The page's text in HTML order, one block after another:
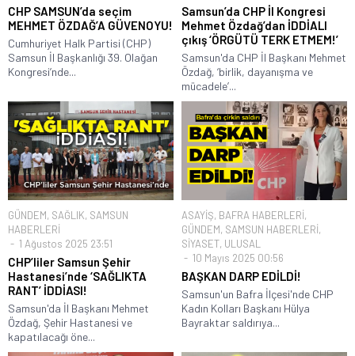
CHP SAMSUN’da seçim
MEHMET ÖZDAĞ’A GÜVENOYU!
Cumhuriyet Halk Partisi (CHP)
Samsun İl Başkanlığı 39. Olağan
Kongresi’nde...
Samsun’da CHP İl Kongresi
Mehmet Özdağ’dan İDDİALI
çıkış ‘ÖRGÜTÜ TERK ETMEM!’
Samsun'da CHP İl Başkanı Mehmet
Özdağ, ‘birlik, dayanışma ve
mücadele’...
GÜNDEM, SAĞLIK, SAMSUN
HABERLERİ
1 Ağustos 2025 23:51
CHP’liler Samsun Şehir
Hastanesi’nde ‘SAĞLIKTA
RANT’ İDDİASI!
Samsun'da İl Başkanı Mehmet
Özdağ, Şehir Hastanesi ve
kapatılacağı öne...
ASAYİŞ, BAFRA HABERLERİ,
GÜNDEM, SAMSUN HABERLERİ,
SİYASET, ULUSAL
10 Mayıs 2025 00:56
BAŞKAN DARP EDİLDİ!
Samsun'un Bafra İlçesi'nde CHP
Kadın Kolları Başkanı Hülya
Bayraktar saldırıya...